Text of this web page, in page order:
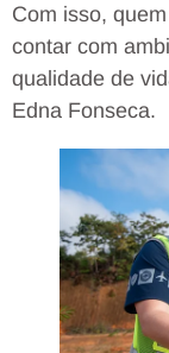
Com isso,
contar com
qualidade de
Edna Fonseca.